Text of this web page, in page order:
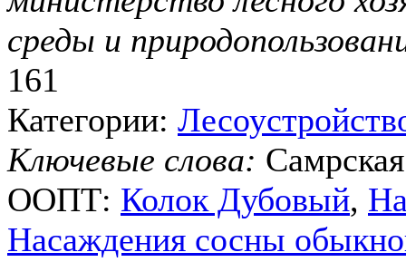
среды и
161
Категории:
Ключевые слова:
ООПТ: Колок Дубовый,
Насаждения сосны